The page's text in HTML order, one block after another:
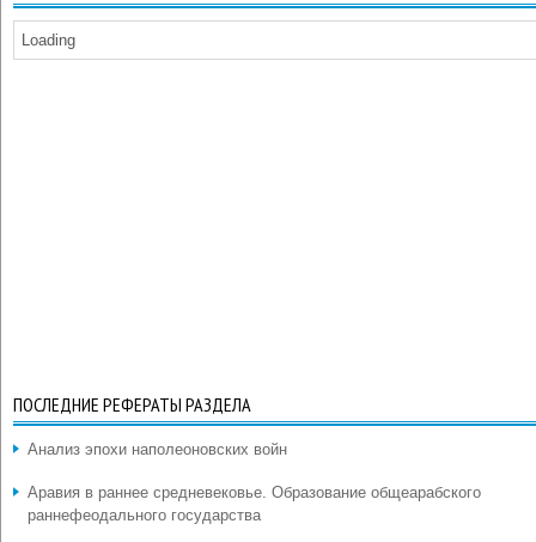
Loading
ПОСЛЕДНИЕ РЕФЕРАТЫ РАЗДЕЛА
Анализ эпохи наполеоновских войн
Аравия в раннее средневековье. Образование общеарабского
раннефеодального государства